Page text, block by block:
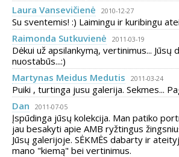
Laura Vansevičienė
2010-12-27
Su sventemis! :) Laimingu ir kuribingu
Raimonda Sutkuvienė
2011-03-19
Dėkui už apsilankymą, vertinimus...
nuostabūs...:)
Martynas Meidus Medutis
2011-03-24
Puiki , turtinga jusu galerija. Sekmes...
Dan
2011-07-05
Įspūdinga jūsų kolekcija. Man patiko
jau besakyti apie AMB ryžtingus
Jūsų galerijoje. SĖKMĖS dabarty ir
mano "kiemą" bei vertinimus.